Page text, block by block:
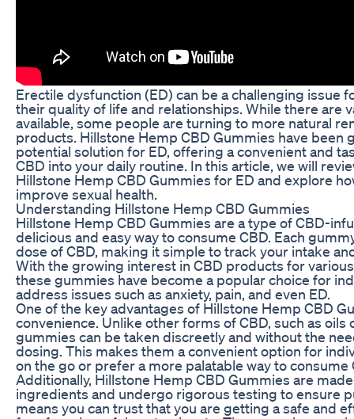
Erectile dysfunction (ED) can be a challenging issue
their quality of life and relationships. While there are
available, some people are turning to more natural
products. Hillstone Hemp CBD Gummies have been
potential solution for ED, offering a convenient and
CBD into your daily routine. In this article, we will
Hillstone Hemp CBD Gummies for ED and explore
improve sexual health.
Understanding Hillstone Hemp CBD Gummies
Hillstone Hemp CBD Gummies are a type of CBD-
delicious and easy way to consume CBD. Each
dose of CBD, making it simple to track your intake
With the growing interest in CBD products for
these gummies have become a popular choice for
address issues such as anxiety, pain, and even ED.
One of the key advantages of Hillstone Hemp CBD
convenience. Unlike other forms of CBD, such as oils
gummies can be taken discreetly and without the
dosing. This makes them a convenient option for
on the go or prefer a more palatable way to consume
Additionally, Hillstone Hemp CBD Gummies are
ingredients and undergo rigorous testing to ensure
means you can trust that you are getting a safe and